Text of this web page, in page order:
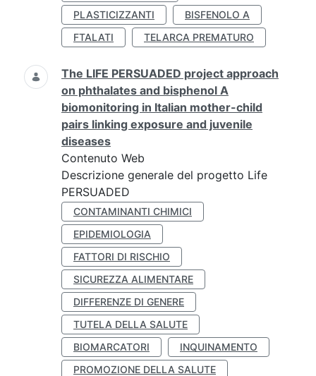
PLASTICIZZANTI
BISFENOLO A
FTALATI
TELARCA PREMATURO
The LIFE PERSUADED project approach
on phthalates and bisphenol A
biomonitoring in Italian mother-child
pairs linking exposure and juvenile
diseases
Contenuto Web
Descrizione generale del progetto Life
PERSUADED
CONTAMINANTI CHIMICI
EPIDEMIOLOGIA
FATTORI DI RISCHIO
SICUREZZA ALIMENTARE
DIFFERENZE DI GENERE
TUTELA DELLA SALUTE
BIOMARCATORI
INQUINAMENTO
PROMOZIONE DELLA SALUTE